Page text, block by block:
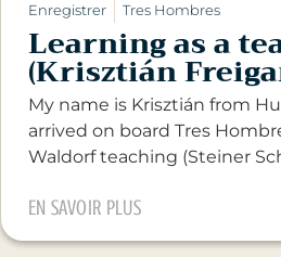
Enregistrer
Tres Hombres
Learning as a
(Krisztián
My name is Krisztián from
arrived on board Tres
Waldorf teaching (Steiner
EN SAVOIR PLUS